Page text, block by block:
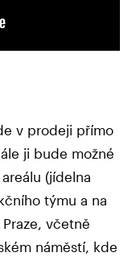
v prodeji přímo
ji bude možné
(jídelna
týmu a na
včetně
náměstí, kde